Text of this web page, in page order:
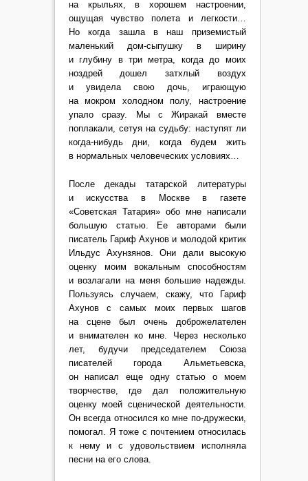
на крыльях, в хорошем настроении,
ощущая чувство полета и легкости…
Но когда зашла в наш приземистый
маленький дом-сыпушку в ширину
и глубину в три метра, когда до моих
ноздрей дошел затхлый воздух
и увидела свою дочь, играющую
на мокром холодном полу, настроение
упало сразу. Мы с Жиракай вместе
поплакали, сетуя на судьбу: наступят ли
когда-нибудь дни, когда будем жить
в нормальных человеческих условиях…
После декады татарской литературы
и искусства в Москве в газете
«Советская Татария» обо мне написали
большую статью. Ее авторами были
писатель Гариф Ахунов и молодой критик
Ильдус Ахунзянов. Они дали высокую
оценку моим вокальным способностям
и возлагали на меня большие надежды.
Пользуясь случаем, скажу, что Гариф
Ахунов с самых моих первых шагов
на сцене был очень доброжелателен
и внимателен ко мне. Через несколько
лет, будучи председателем Союза
писателей города Альметьевска,
он написал еще одну статью о моем
творчестве, где дал положительную
оценку моей сценической деятельности.
Он всегда относился ко мне по-дружески,
помогал. Я тоже с почтением относилась
к нему и с удовольствием исполняла
песни на его слова.